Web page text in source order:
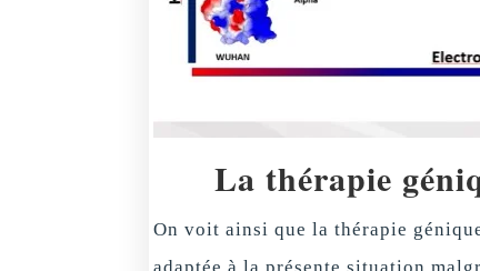
La thérapie
On voit ainsi que la thérapie